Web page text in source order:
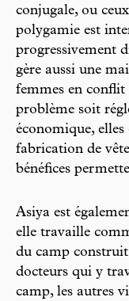
conjugale, ou
polygamie est
progressivement
gère aussi une
femmes en
problème soit
économique,
fabrication de
bénéfices
Asiya est
elle travaille
du camp
docteurs qui y
camp, les autres